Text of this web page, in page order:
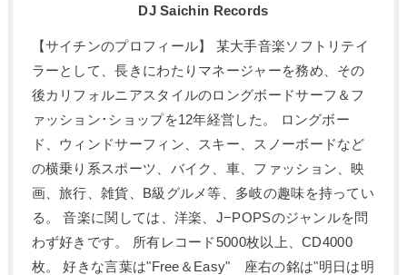
DJ Saichin Records
【サイチンのプロフィール】 某大手音楽ソフトリテイ
ラーとして、長きにわたりマネージャーを務め、その
後カリフォルニアスタイルのロングボードサーフ＆フ
ァッション･ショップを12年経営した。 ロングボー
ド、ウィンドサーフィン、スキー、スノーボードなど
の横乗り系スポーツ、バイク、車、ファッション、映
画、旅行、雑貨、B級グルメ等、多岐の趣味を持ってい
る。 音楽に関しては、洋楽、J−POPSのジャンルを問
わず好きです。 所有レコード5000枚以上、CD4000
枚。 好きな言葉は"Free＆Easy" 座右の銘は"明日は明